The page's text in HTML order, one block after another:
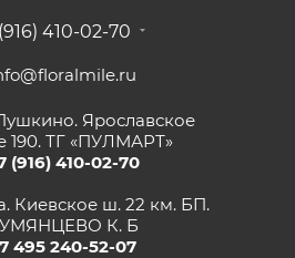
410-02-70
Ярославское
190. ТГ «ПУЛМАРТ»
(916) 410-02-70
Киевское ш. 22 км. БП.
К. Б
495 240-52-07